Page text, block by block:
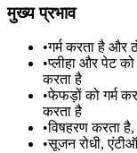
मुख्य प्रभाव
•गर्म करता है और
•प्लीहा और पेट
करता है
•फेफड़ों को गर्म
करता है
•विषहरण करता
•सूजन रोधी,